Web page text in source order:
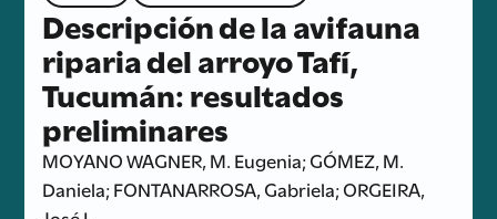
Descripción de la avifauna
riparia del arroyo Tafí,
Tucumán: resultados
preliminares
MOYANO WAGNER, M. Eugenia; GÓMEZ, M.
Daniela; FONTANARROSA, Gabriela; ORGEIRA,